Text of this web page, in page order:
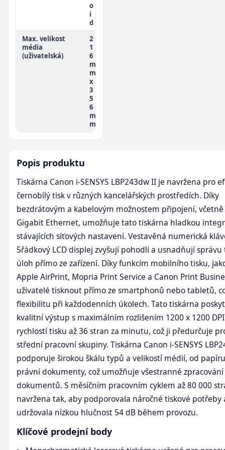
o
i
d
Max. velikost
média
(uživatelská)
2
1
6
m
m
x
3
5
6
m
m
Popis produktu
Tiskárna Canon i-SENSYS LBP243dw II je navržena pro
černobílý tisk v různých kancelářských prostředích. Díky
bezdrátovým a kabelovým možnostem připojení, včetně
Gigabit Ethernet, umožňuje tato tiskárna hladkou
stávajících síťových nastavení. Vestavěná numerická
5řádkový LCD displej zvyšují pohodlí a usnadňují správu
úloh přímo ze zařízení. Díky funkcím mobilního tisku,
Apple AirPrint, Mopria Print Service a Canon Print
uživatelé tisknout přímo ze smartphonů nebo tabletů,
flexibilitu při každodenních úkolech. Tato tiskárna
kvalitní výstup s maximálním rozlišením 1200 x 1200
rychlostí tisku až 36 stran za minutu, což ji předurčuje
střední pracovní skupiny. Tiskárna Canon i-SENSYS
podporuje širokou škálu typů a velikostí médií, od
právní dokumenty, což umožňuje všestranné zpracování
dokumentů. S měsíčním pracovním cyklem až 80 000
navržena tak, aby podporovala náročné tiskové potřeby
udržovala nízkou hlučnost 54 dB během provozu.
Klíčové prodejní body